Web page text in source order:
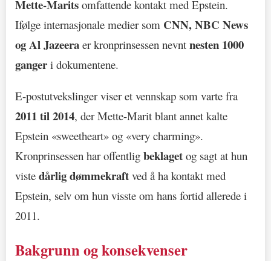
Mette-Marits omfattende kontakt med Epstein.
Ifølge internasjonale medier som CNN, NBC News
og Al Jazeera er kronprinsessen nevnt nesten 1000
ganger i dokumentene.
E-postutvekslinger viser et vennskap som varte fra
2011 til 2014, der Mette-Marit blant annet kalte
Epstein «sweetheart» og «very charming».
Kronprinsessen har offentlig beklaget og sagt at hun
viste dårlig dømmekraft ved å ha kontakt med
Epstein, selv om hun visste om hans fortid allerede i
2011.
Bakgrunn og konsekvenser